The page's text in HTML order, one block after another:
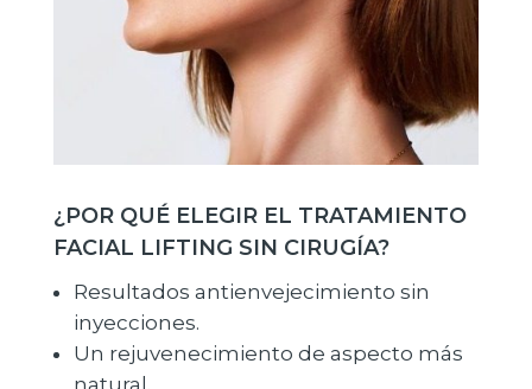
¿POR QUÉ ELEGIR EL TRATAMIENTO
FACIAL LIFTING SIN CIRUGÍA?
Resultados antienvejecimiento sin
inyecciones.
Un rejuvenecimiento de aspecto más
natural.